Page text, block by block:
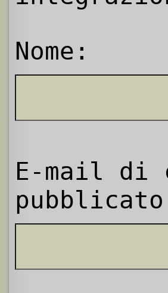
Nome:
E-mail di